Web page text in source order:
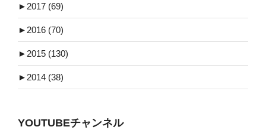
► 2017 (69)
► 2016 (70)
► 2015 (130)
► 2014 (38)
YOUTUBEチャンネル